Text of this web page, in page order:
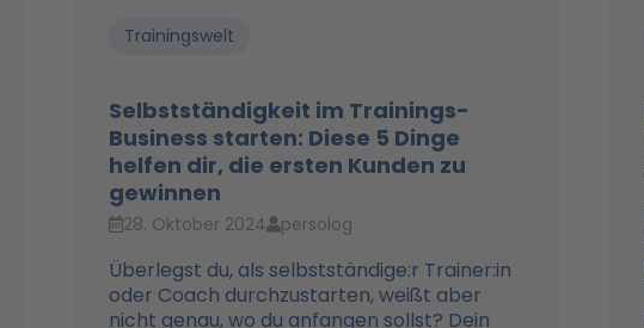
Trainingswelt
Selbstständigkeit im Trainings-
Business starten: Diese 5 Dinge
helfen dir, die ersten Kunden zu
gewinnen
28. Oktober 2024 persolog
Überlegst du, als selbstständige:r Trainer:in
oder Coach durchzustarten, weißt aber
nicht genau, wo du anfangen sollst? Dein